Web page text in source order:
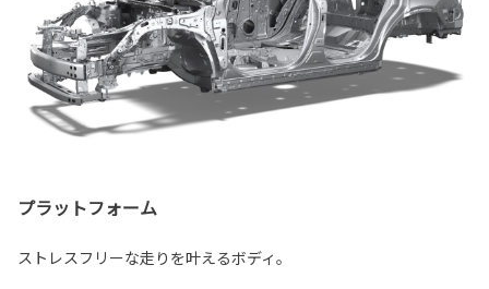
プラットフォーム
ストレスフリーな走りを叶えるボディ。